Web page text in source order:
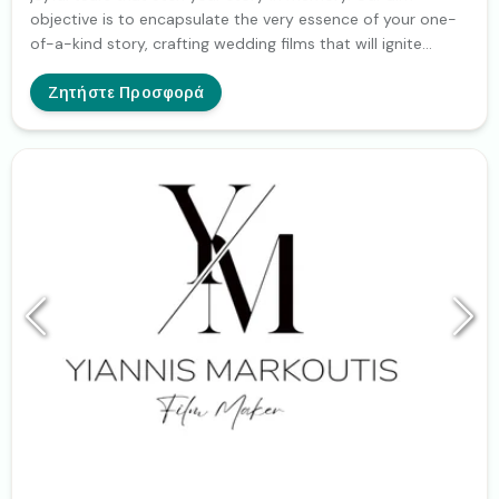
objective is to encapsulate the very essence of your one-
of-a-kind story, crafting wedding films that will ignite
that couple can relive for years to come
Ζητήστε Προσφορά